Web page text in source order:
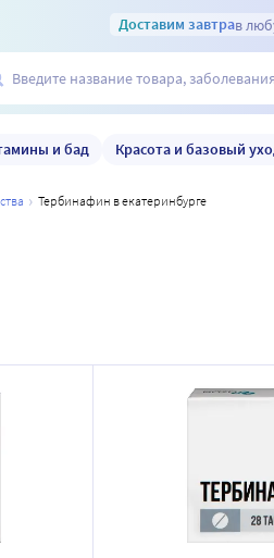
Доставим завтрав
и бад Красота и базовый
тербинафин в екатеринбурге